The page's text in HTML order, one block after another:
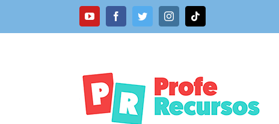
YouTubeFacebookTwitterInstagramTiktok